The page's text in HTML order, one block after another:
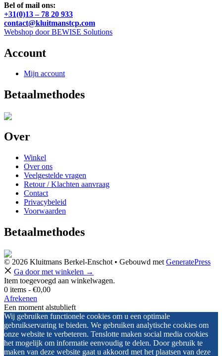
Bel of mail ons:
+31(0)13 – 78 20 933
contact@kluitmanstcp.com
Webshop door BEWISE Solutions
Account
Mijn account
Betaalmethodes
Over
Winkel
Over ons
Veelgestelde vragen
Retour / Klachten aanvraag
Contact
Privacybeleid
Voorwaarden
Betaalmethodes
© 2026 Kluitmans Berkel-Enschot • Gebouwd met GeneratePress
Ga door met winkelen →
Item toegevoegd aan winkelwagen.
0 items - €0,00
Afrekenen
Een moment alstublieft
Wij gebruiken functionele cookies om u een optimale
gebruikservaring te bieden. We gebruiken analytische cookies om
onze website te verbeteren. Tenslotte maken social media cookies
het mogelijk om informatie eenvoudig te delen. Door gebruik te
maken van deze website gaat u akkoord met het plaatsen van deze